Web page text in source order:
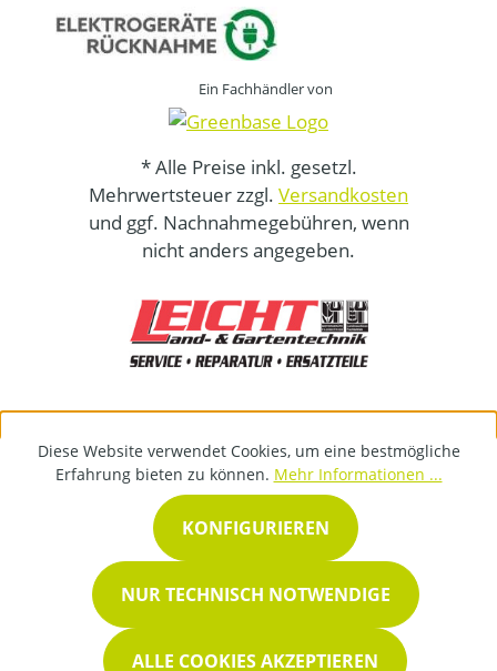
Ein Fachhändler von
* Alle Preise inkl. gesetzl.
Mehrwertsteuer zzgl. Versandkosten
und ggf. Nachnahmegebühren, wenn
nicht anders angegeben.
Diese Website verwendet Cookies, um eine bestmögliche
Erfahrung bieten zu können. Mehr Informationen ...
NUR TECHNISCH NOTWENDIGE
KONFIGURIEREN
ALLE COOKIES AKZEPTIEREN